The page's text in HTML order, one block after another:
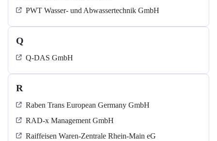
PWT Wasser- und Abwassertechnik GmbH
Q
Q-DAS GmbH
R
Raben Trans European Germany GmbH
RAD-x Management GmbH
Raiffeisen Waren-Zentrale Rhein-Main eG